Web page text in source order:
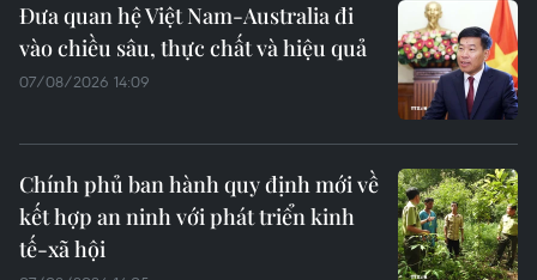
Đưa quan hệ Việt Nam-Australia đi
vào chiều sâu, thực chất và hiệu quả
07/08/2026 14:09
Chính phủ ban hành quy định mới về
kết hợp an ninh với phát triển kinh
tế-xã hội